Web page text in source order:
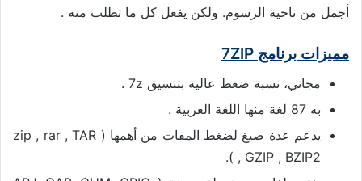
أجمل من ناحية الرسوم. ولكن يفعل كل ما تطلب منه .
مميزات برنامج 7ZIP
مجاني، نسبة ضغط عالية بتنسيق 7z .
به 87 لغة منها اللغة العربية .
يدعم عدة صيغ لضغط المفات من أهمها ( zip , rar , TAR
, GZIP , BZIP2 ).